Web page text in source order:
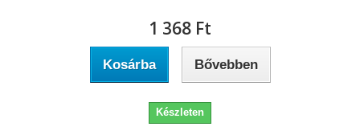
1 368 Ft‎
Kosárba Bővebben
Készleten